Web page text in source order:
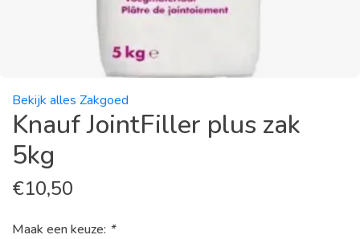
Bekijk alles Zakgoed
Knauf JointFiller plus zak
5kg
€10,50
Maak een keuze: *